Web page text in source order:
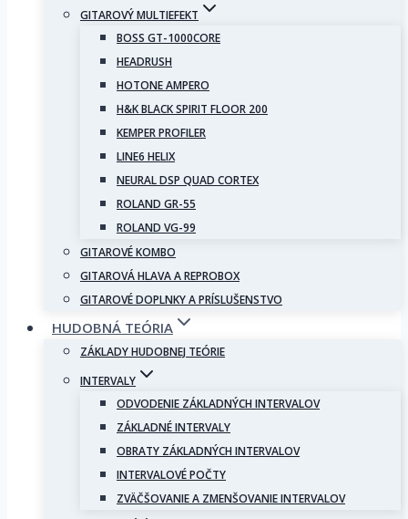
GITAROVÝ MULTIEFEKT
BOSS GT-1000CORE
HEADRUSH
HOTONE AMPERO
H&K BLACK SPIRIT FLOOR 200
KEMPER PROFILER
LINE6 HELIX
NEURAL DSP QUAD CORTEX
ROLAND GR-55
ROLAND VG-99
GITAROVÉ KOMBO
GITAROVÁ HLAVA A REPROBOX
GITAROVÉ DOPLNKY A PRÍSLUŠENSTVO
HUDOBNÁ TEÓRIA
ZÁKLADY HUDOBNEJ TEÓRIE
INTERVALY
ODVODENIE ZÁKLADNÝCH INTERVALOV
ZÁKLADNÉ INTERVALY
OBRATY ZÁKLADNÝCH INTERVALOV
INTERVALOVÉ POČTY
ZVÄČŠOVANIE A ZMENŠOVANIE INTERVALOV